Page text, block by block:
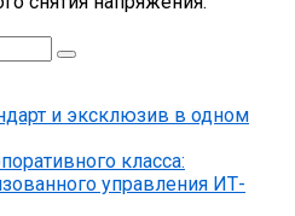
и эксклюзив в одном
класса:
управления ИТ-